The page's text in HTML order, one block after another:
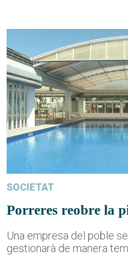
SOCIETAT
Porreres reobre la
Una empresa del poble
gestionarà de manera